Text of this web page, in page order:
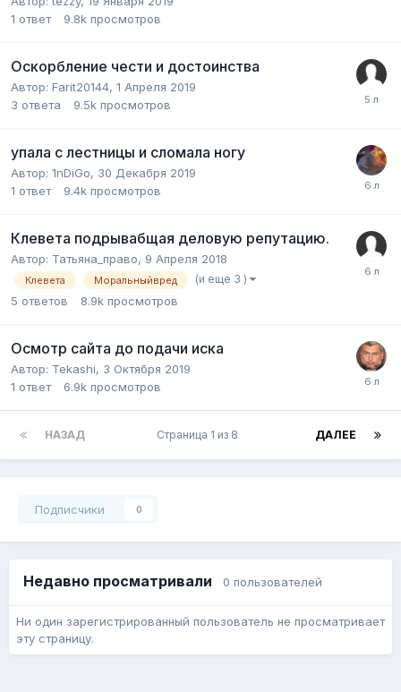
1 ответ 9.8k просмотров
Оскорбление чести и достоинства
Автор: Farit20144, 1 Апреля 2019
3 ответа 9.5k просмотров
упала с лестницы и сломала ногу
Автор: 1nDiGo, 30 Декабря 2019
1 ответ 9.4k просмотров
Клевета подрывабщая деловую репутацию.
Автор: Татьяна_право, 9 Апреля 2018
Клевета Моральныйвред (и еще 3 )
5 ответов 8.9k просмотров
Осмотр сайта до подачи иска
Автор: Tekashi, 3 Октября 2019
1 ответ 6.9k просмотров
НАЗАД ДАЛЕЕ
Страница 1 из 8
Подписчики 0
Недавно просматривали 0 пользователей
Ни один зарегистрированный пользователь не просматривает
эту страницу.